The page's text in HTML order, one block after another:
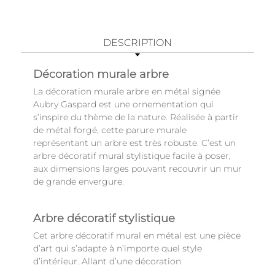
DESCRIPTION
Décoration murale arbre
La décoration murale arbre en métal signée
Aubry Gaspard est une ornementation qui
s’inspire du thème de la nature. Réalisée à partir
de métal forgé, cette parure murale
représentant un arbre est très robuste. C’est un
arbre décoratif mural stylistique facile à poser,
aux dimensions larges pouvant recouvrir un mur
de grande envergure.
Arbre décoratif stylistique
Cet arbre décoratif mural en métal est une pièce
d’art qui s’adapte à n’importe quel style
d’intérieur. Allant d’une décoration